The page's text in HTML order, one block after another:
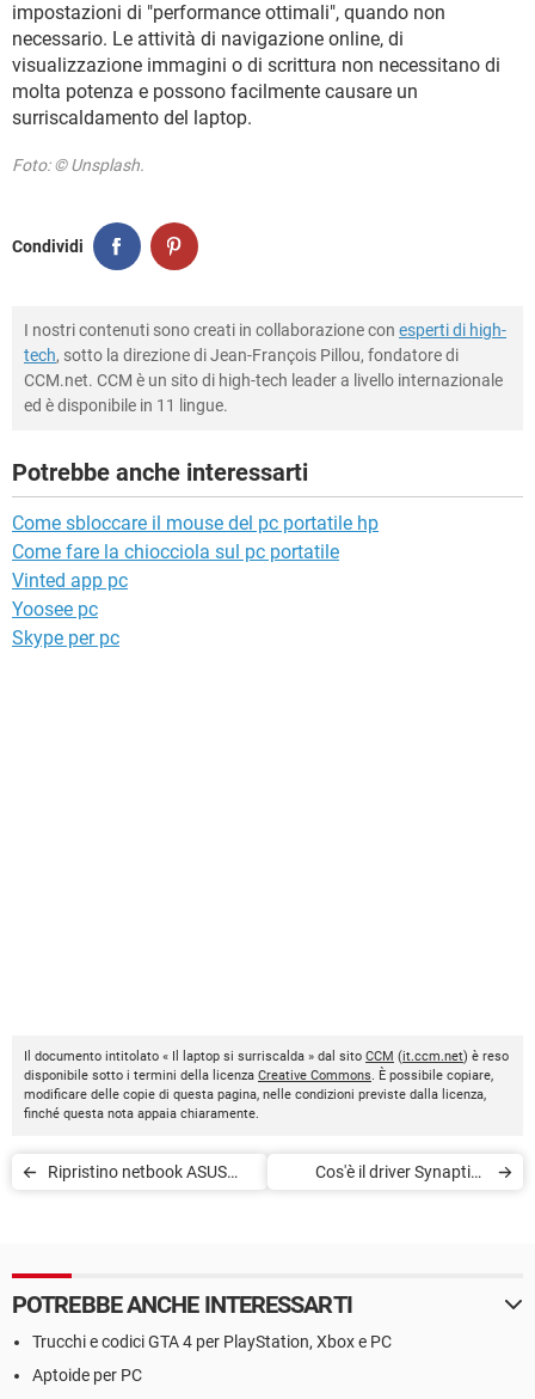
impostazioni di "performance ottimali", quando non
necessario. Le attività di navigazione online, di
visualizzazione immagini o di scrittura non necessitano di
molta potenza e possono facilmente causare un
surriscaldamento del laptop.
Foto: © Unsplash.
Condividi
I nostri contenuti sono creati in collaborazione con esperti di high-
tech, sotto la direzione di Jean-François Pillou, fondatore di
CCM.net. CCM è un sito di high-tech leader a livello internazionale
ed è disponibile in 11 lingue.
Potrebbe anche interessarti
Come sbloccare il mouse del pc portatile hp
Come fare la chiocciola sul pc portatile
Vinted app pc
Yoosee pc
Skype per pc
Il documento intitolato « Il laptop si surriscalda » dal sito CCM (it.ccm.net) è reso
disponibile sotto i termini della licenza Creative Commons. È possibile copiare,
modificare delle copie di questa pagina, nelle condizioni previste dalla licenza,
finché questa nota appaia chiaramente.
Ripristino netbook ASUS
Cos'è il driver Synaptics
POTREBBE ANCHE INTERESSARTI
Trucchi e codici GTA 4 per PlayStation, Xbox e PC
Aptoide per PC